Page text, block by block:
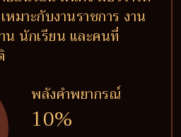
มาะกับงานราชการ งาน
น นักเรียน และคนที่
พลังคำพยากรณ์
10%